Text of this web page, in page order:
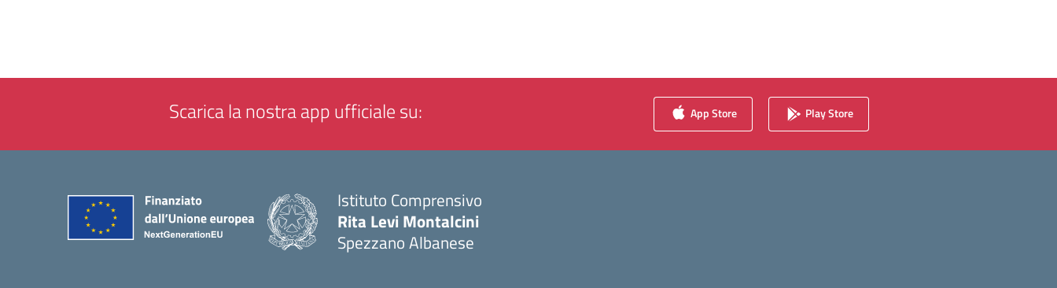
Scarica la nostra app ufficiale su: App Store Play Store
Istituto Comprensivo
Rita Levi Montalcini
Spezzano Albanese